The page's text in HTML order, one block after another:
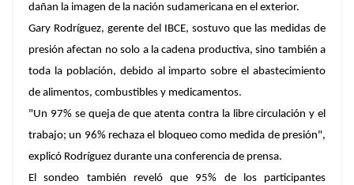
dañan la imagen de la nación sudamericana en el exterior.
Gary Rodríguez, gerente del IBCE, sostuvo que las medidas de
presión afectan no solo a la cadena productiva, sino también a
toda la población, debido al imparto sobre el abastecimiento
de alimentos, combustibles y medicamentos.
"Un 97% se queja de que atenta contra la libre circulación y el
trabajo; un 96% rechaza el bloqueo como medida de presión",
explicó Rodríguez durante una conferencia de prensa.
El sondeo también reveló que 95% de los participantes